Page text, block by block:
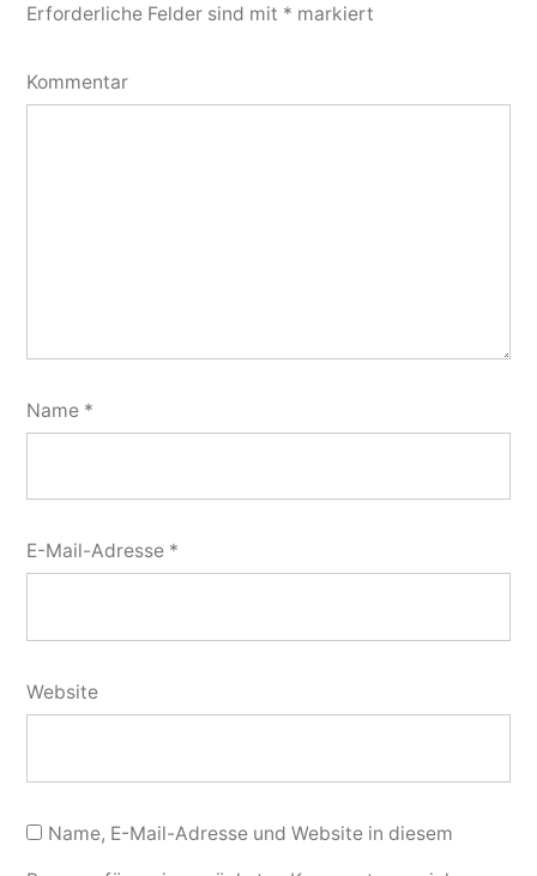
Erforderliche Felder sind mit * markiert
Kommentar
Name *
E-Mail-Adresse *
Website
Name, E-Mail-Adresse und Website in diesem